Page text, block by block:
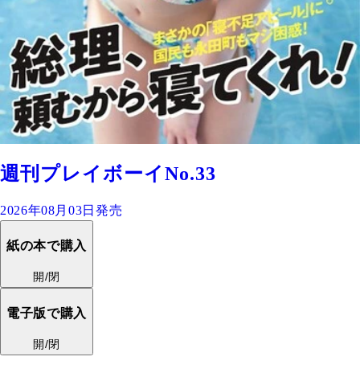
週刊プレイボーイNo.33
2026年08月03日発売
紙の本で購入
開/閉
電子版で購入
開/閉